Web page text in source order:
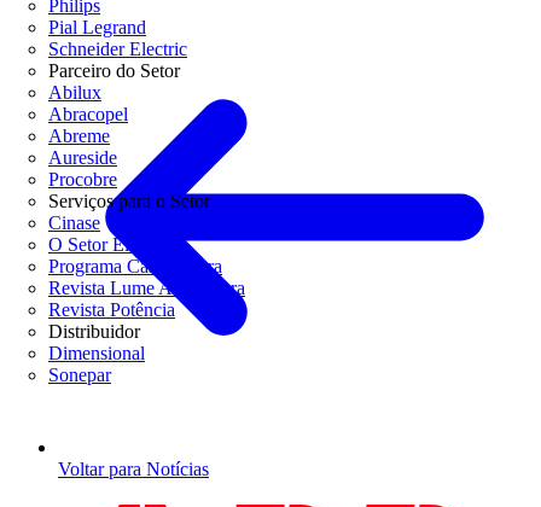
Philips
Pial Legrand
Schneider Electric
Parceiro do Setor
Abilux
Abracopel
Abreme
Aureside
Procobre
Serviços para o Setor
Cinase
O Setor Elétrico
Programa Casa Segura
Revista Lume Arquitetura
Revista Potência
Distribuidor
Dimensional
Sonepar
Voltar para Notícias